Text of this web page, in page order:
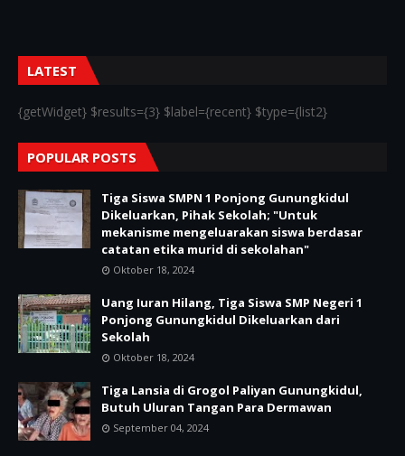
LATEST
{getWidget} $results={3} $label={recent} $type={list2}
POPULAR POSTS
Tiga Siswa SMPN 1 Ponjong Gunungkidul
Dikeluarkan, Pihak Sekolah; "Untuk
mekanisme mengeluarakan siswa berdasar
catatan etika murid di sekolahan"
Oktober 18, 2024
Uang Iuran Hilang, Tiga Siswa SMP Negeri 1
Ponjong Gunungkidul Dikeluarkan dari
Sekolah
Oktober 18, 2024
Tiga Lansia di Grogol Paliyan Gunungkidul,
Butuh Uluran Tangan Para Dermawan
September 04, 2024